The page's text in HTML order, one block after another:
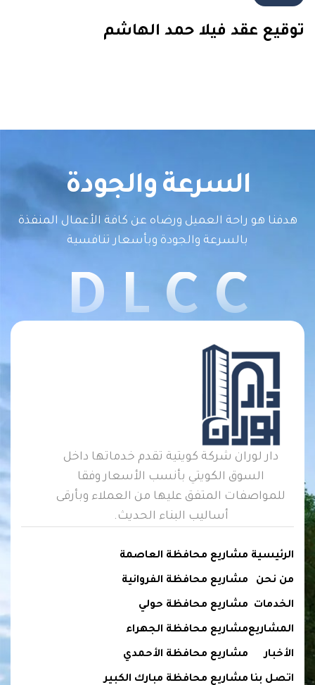
توقيع عقد فيلا حمد الهاشم
السرعة والجودة
هدفنا هو راحة العميل ورضاه عن كافة الأعمال المنفذة
بالسرعة والجودة وبأسعار تنافسية
D L C C
دار لوران شركة كويتية تقدم خدماتها داخل
السوق الكويتي بأنسب الأسعار وفقا
للمواصفات المتفق عليها من العملاء وبأرقى
أساليب البناء الحديث.
الرئيسية
من نحن
الخدمات
المشاريع
الأخبار
اتصل بنا
مشاريع محافظة العاصمة
مشاريع محافظة الفروانية
مشاريع محافظة حولي
مشاريع محافظة الجهراء
مشاريع محافظة الأحمدي
مشاريع محافظة مبارك الكبير